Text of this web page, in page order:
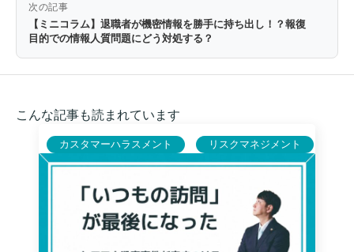
次の記事
【ミニコラム】退職者が機密情報を勝手に持ち出し！？報復
目的での情報人質問題にどう対処する？
こんな記事も読まれています
カスタマーハラスメント リスクマネジメント